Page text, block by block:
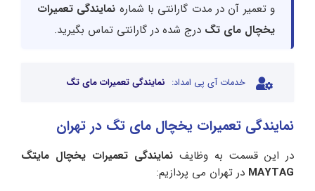
و تعمیر آن در مدت گارانتی با شماره نمایندگی تعمیرات
یخچال مای تگ درج شده در گارانتی تماس بگیرید.
خدمات آی پی امداد: نمایندگی تعمیرات مای تگ
نمایندگی تعمیرات یخچال مای تگ در تهران
در این قسمت به وظایف نمایندگی تعمیرات یخچال مایتگ
MAYTAG در تهران می پردازیم: